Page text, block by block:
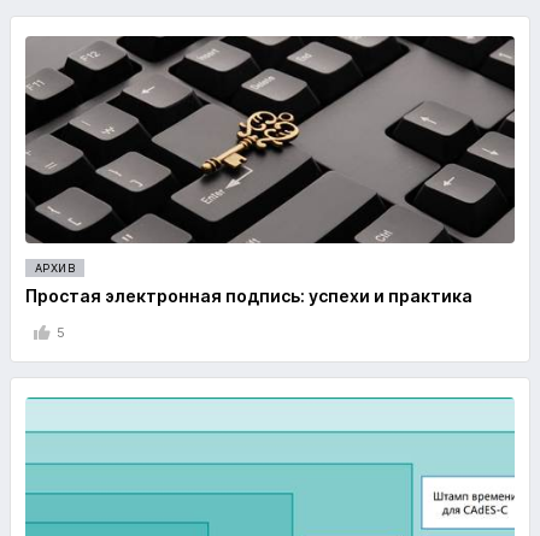
АРХИВ
Простая электронная подпись: успехи и практика
5